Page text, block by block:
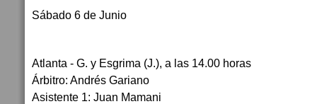
Sábado 6 de Junio
Atlanta - G. y Esgrima (J.), a las 14.00 horas
Árbitro: Andrés Gariano
Asistente 1: Juan Mamani